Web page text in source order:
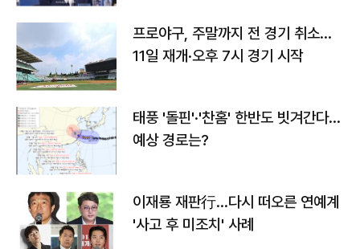
프로야구, 주말까지 전 경기 취소…
11일 재개·오후 7시 경기 시작
태풍 '돌핀'·'찬홈' 한반도 빗겨간다…
예상 경로는?
이재룡 재판行…다시 떠오른 연예계
'사고 후 미조치' 사례